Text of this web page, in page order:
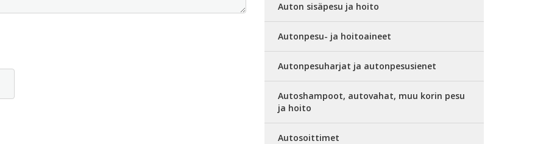
Auton sisäpesu ja hoito
Autonpesu- ja hoitoaineet
Autonpesuharjat ja autonpesusienet
Autoshampoot, autovahat, muu korin pesu
ja hoito
Autosoittimet